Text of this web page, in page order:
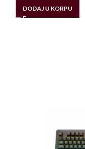
DODAJ U KORPU